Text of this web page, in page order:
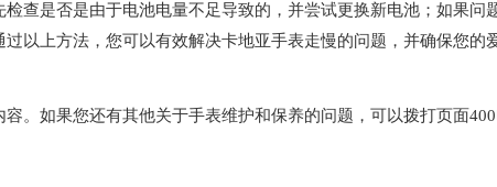
是否是由于电池电量不足导致的，并尝试更换新电池；如果问
以上方法，您可以有效解决卡地亚手表走慢的问题，并确保您的
容。如果您还有其他关于手表维护和保养的问题，可以拨打页面